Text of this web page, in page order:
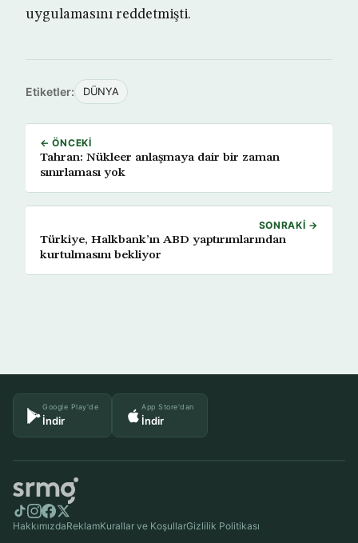
uygulamasını reddetmişti.
Etiketler: DÜNYA
← ÖNCEKI
Tahran: Nükleer anlaşmaya dair bir zaman
sınırlaması yok
SONRAKI →
Türkiye, Halkbank’ın ABD yaptırımlarından
kurtulmasını bekliyor
Google Play'de
İndir
App Store'dan
İndir
HakkımızdaReklamKurallar ve KoşullarGizlilik Politikası